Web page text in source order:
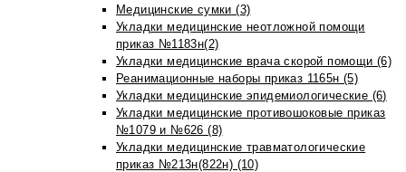
Медицинские сумки (3)
Укладки медицинские неотложной помощи
приказ №1183н(2)
Укладки медицинские врача скорой помощи (6)
Реанимационные наборы приказ 1165н (5)
Укладки медицинские эпидемиологические (6)
Укладки медицинские противошоковые приказ
№1079 и №626 (8)
Укладки медицинские травматологические
приказ №213н(822н) (10)